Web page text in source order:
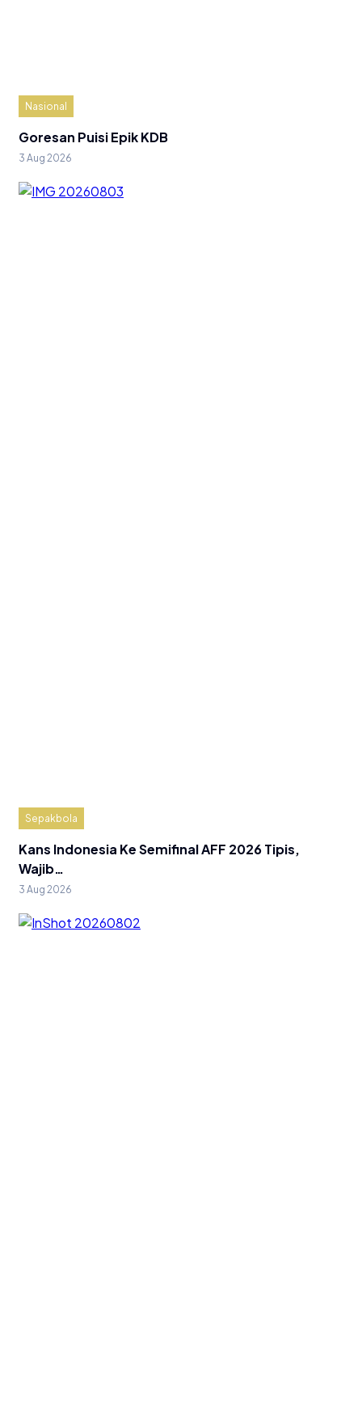
Nasional
Goresan Puisi Epik KDB
3 Aug 2026
Sepakbola
Kans Indonesia Ke Semifinal AFF 2026 Tipis,
Wajib…
3 Aug 2026